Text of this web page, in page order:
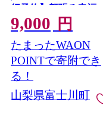
行予約】頬張る幸福
感 〜緑の宝石・ シ
ャインマスカット 〜
１ｋｇ以上（２〜３
房） フルーツ 山梨県
産 果物 くだもの シャ
イン マスカット ぶど
う ブドウ 葡萄 大粒
9,000 円
たまったWAON
POINTで寄附でき
る！
山梨県富士川町